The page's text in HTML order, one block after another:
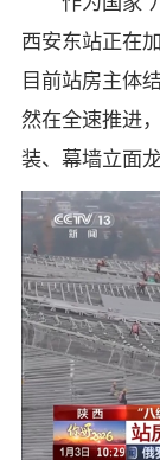
西安东站正在
目前站房主体
然在全速推进
装、幕墙立面